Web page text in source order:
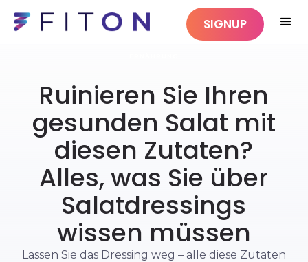
SIGNUP
Ruinieren Sie Ihren
gesunden Salat mit
diesen Zutaten?
Alles, was Sie über
Salatdressings
wissen müssen
Lassen Sie das Dressing weg – alle diese Zutaten